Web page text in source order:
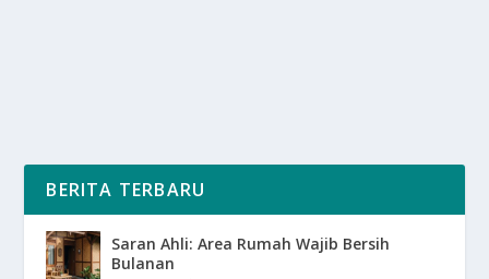
BERITA TERBARU
Saran Ahli: Area Rumah Wajib Bersih
Bulanan